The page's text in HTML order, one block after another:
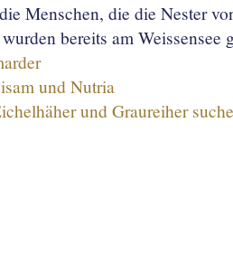
Menschen, die die Nester
bereits am Weissensee
und Nutria
und Graureiher